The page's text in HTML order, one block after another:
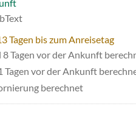
Tagen bis zum Anreisetag
Tagen vor der Ankunft
vor der Ankunft
berechnet